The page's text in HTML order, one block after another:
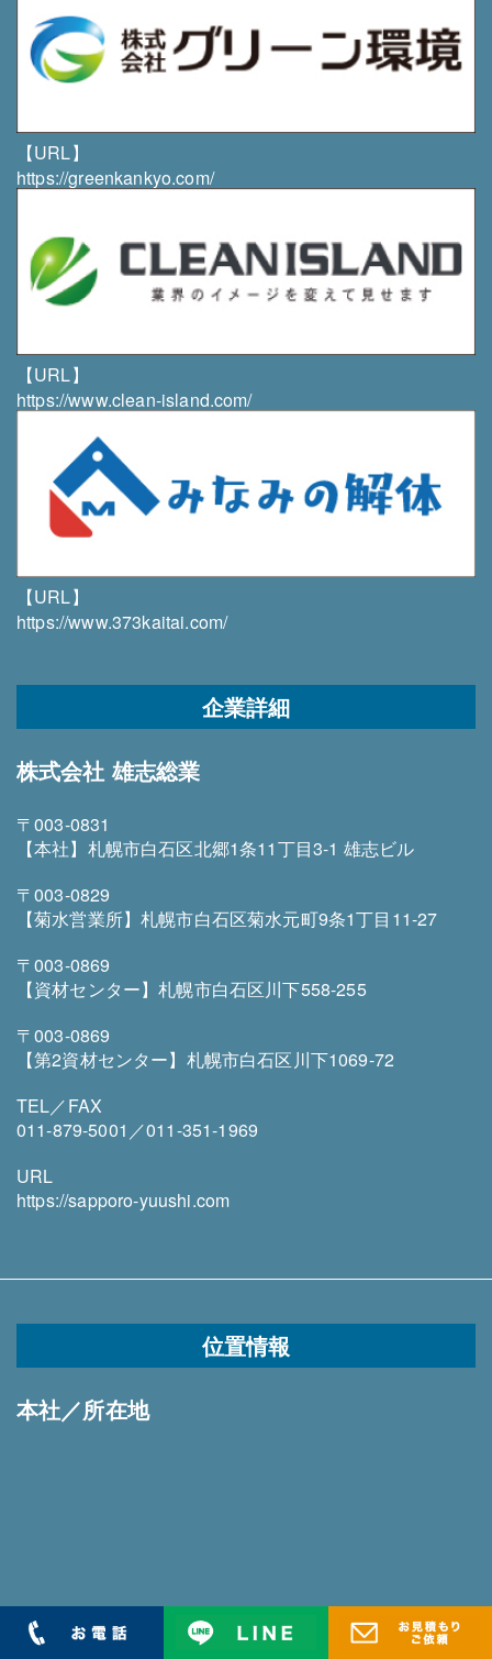
〒003-0831 北海道札幌市白石区北郷1条11丁目3-1
TEL／FAX
011-879-5001／011-351-1969
【URL】
https://greenkankyo.com/
【URL】
https://www.clean-island.com/
【URL】
https://www.373kaitai.com/
企業詳細
株式会社 雄志総業
〒003-0831
【本社】札幌市白石区北郷1条11丁目3-1 雄志ビル
〒003-0829
【菊水営業所】札幌市白石区菊水元町9条1丁目11-27
〒003-0869
【資材センター】札幌市白石区川下558-255
〒003-0869
【第2資材センター】札幌市白石区川下1069-72
TEL／FAX
011-879-5001／011-351-1969
URL
https://sapporo-yuushi.com
位置情報
本社／所在地